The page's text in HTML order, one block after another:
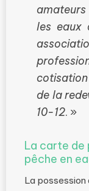
les eaux
de la
10-12. »
La carte de
pêche en
La possession